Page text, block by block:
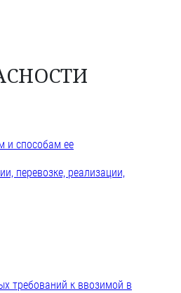
и способам ее
перевозке, реализации,
требований к ввозимой в